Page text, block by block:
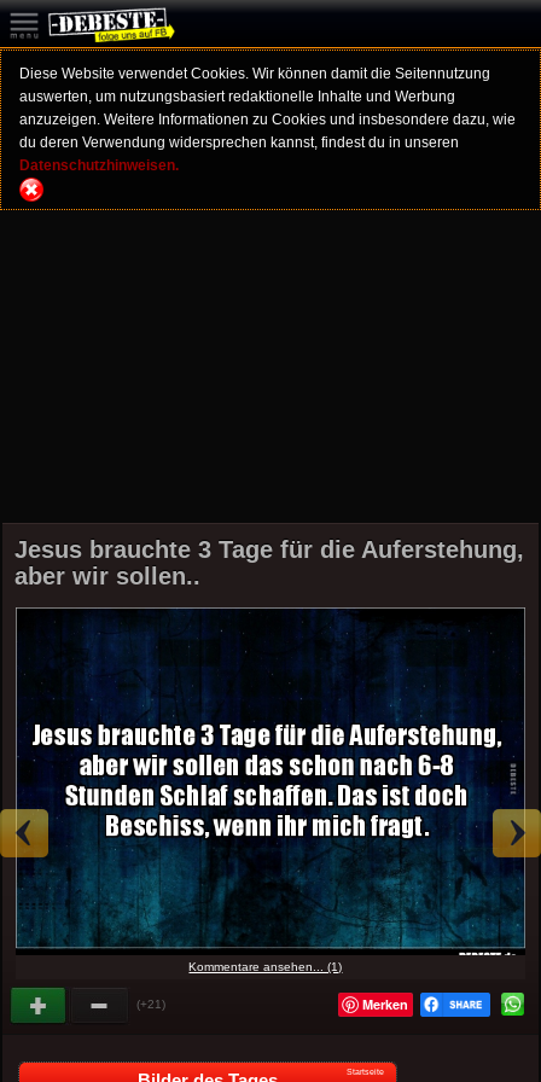
Diese Website verwendet Cookies. Wir können damit die Seitennutzung
auswerten, um nutzungsbasiert redaktionelle Inhalte und Werbung
anzuzeigen. Weitere Informationen zu Cookies und insbesondere dazu, wie
du deren Verwendung widersprechen kannst, findest du in unseren
Datenschutzhinweisen.
Jesus brauchte 3 Tage für die Auferstehung,
aber wir sollen..
Kommentare ansehen... (1)
(+21) Merken
Startseite